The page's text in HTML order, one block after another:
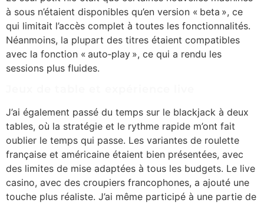
à sous n’étaient disponibles qu’en version « beta », ce
qui limitait l’accès complet à toutes les fonctionnalités.
Néanmoins, la plupart des titres étaient compatibles
avec la fonction « auto‑play », ce qui a rendu les
sessions plus fluides.
J’ai également passé du temps sur le blackjack à deux
tables, où la stratégie et le rythme rapide m’ont fait
oublier le temps qui passe. Les variantes de roulette
française et américaine étaient bien présentées, avec
des limites de mise adaptées à tous les budgets. Le live
casino, avec des croupiers francophones, a ajouté une
touche plus réaliste. J’ai même participé à une partie de